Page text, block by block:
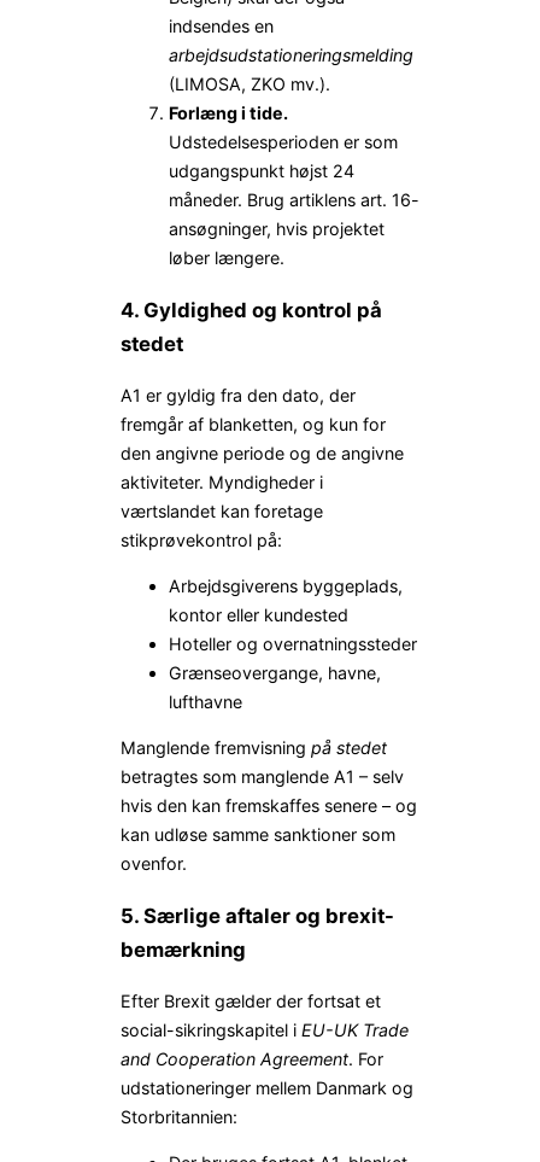
indsendes en
arbejdsudstationeringsmelding
(LIMOSA, ZKO mv.).
Forlæng i tide.
Udstedelsesperioden er som
udgangspunkt højst 24
måneder. Brug artiklens art. 16-
ansøgninger, hvis projektet
løber længere.
4. Gyldighed og kontrol på
stedet
A1 er gyldig fra den dato, der
fremgår af blanketten, og kun for
den angivne periode og de angivne
aktiviteter. Myndigheder i
værtslandet kan foretage
stikprøvekontrol på:
Arbejdsgiverens byggeplads,
kontor eller kundested
Hoteller og overnatningssteder
Grænseovergange, havne,
lufthavne
Manglende fremvisning på stedet
betragtes som manglende A1 – selv
hvis den kan fremskaffes senere – og
kan udløse samme sanktioner som
ovenfor.
5. Særlige aftaler og brexit-
bemærkning
Efter Brexit gælder der fortsat et
social-sikringskapitel i EU-UK Trade
and Cooperation Agreement. For
udstationeringer mellem Danmark og
Storbritannien: